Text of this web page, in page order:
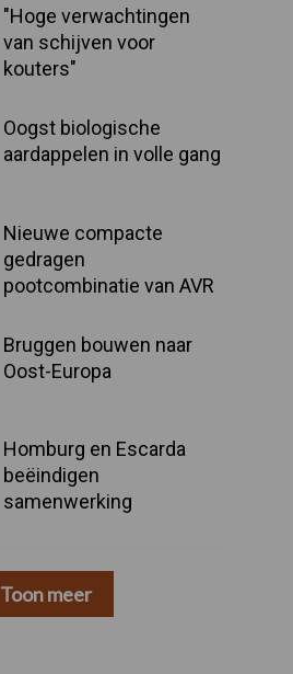
"Hoge verwachtingen
van schijven voor
kouters"
Oogst biologische
aardappelen in volle gang
Nieuwe compacte
gedragen
pootcombinatie van AVR
Bruggen bouwen naar
Oost-Europa
Homburg en Escarda
beëindigen
samenwerking
Toon meer